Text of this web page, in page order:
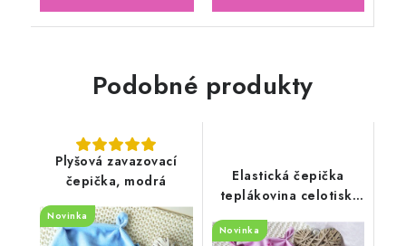
Podobné produkty
Plyšová zavazovací
čepička, modrá
Novinka
Elastická čepička
teplákovina celotisk,
pohádková víla s
jednorožcem
Novinka